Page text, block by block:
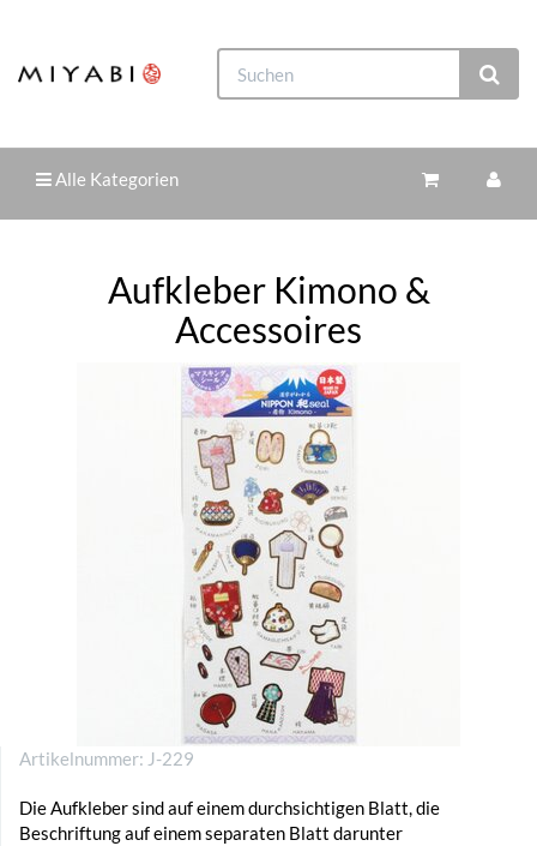
Alle Kategorien
Aufkleber Kimono &
Accessoires
Artikelnummer: J-229
Die Aufkleber sind auf einem durchsichtigen Blatt, die
Beschriftung auf einem separaten Blatt darunter